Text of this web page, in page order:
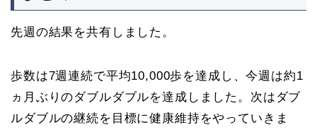
先週の結果を共有しました。
歩数は7週連続で平均10,000歩を達成し、今週は約1
ヵ月ぶりのダブルダブルを達成しました。次はダブ
ルダブルの継続を目標に健康維持をやっていきま